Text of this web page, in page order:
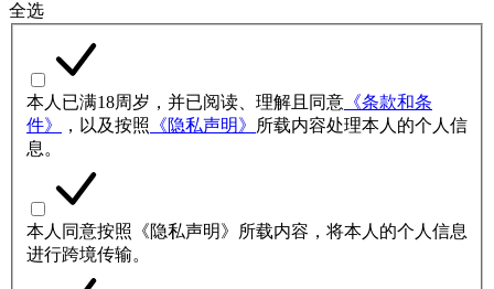
全选
本人已满18周岁，并已阅读、理解且同意 《条款和条
件》
，以及按照 《隐私声明》
所载内容处理本人的个人信
息。
本人同意按照《隐私声明》所载内容，将本人的个人信息
进行跨境传输。